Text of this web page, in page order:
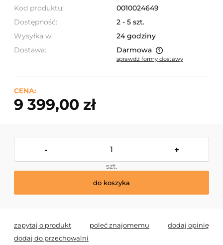
Kod produktu:
0010024649
Dostępność:
2 - 5 szt.
Wysyłka w:
24 godziny
Dostawa:
Darmowa
Cena nie zawiera ewentualnych kosztów płatności
sprawdź formy dostawy
CENA:
9 399,00 zł
- +
szt.
do koszyka
zapytaj o produkt poleć znajomemu
dodaj opinię
dodaj do przechowalni